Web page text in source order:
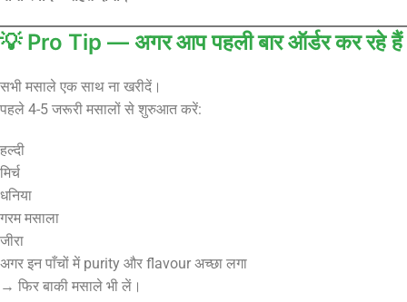
💡 Pro Tip — अगर आप पहली बार ऑर्डर कर रहे हैं
सभी मसाले एक साथ ना खरीदें।
पहले 4-5 जरूरी मसालों से शुरुआत करें:
हल्दी
मिर्च
धनिया
गरम मसाला
जीरा
अगर इन पाँचों में purity और flavour अच्छा लगा
→ फिर बाकी मसाले भी लें।